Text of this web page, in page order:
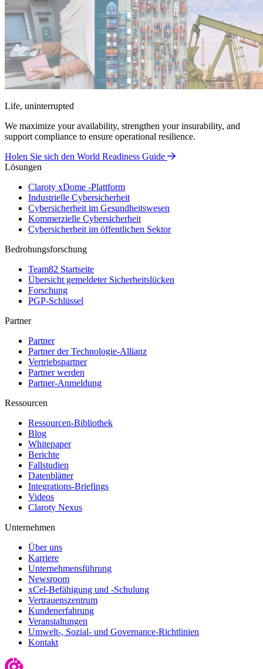
Life, uninterrupted
We maximize your availability, strengthen your insurability, and
support compliance to ensure operational resilience.
Holen Sie sich den World Readiness Guide
Lösungen
Claroty xDome -Plattform
Industrielle Cybersicherheit
Cybersicherheit im Gesundheitswesen
Kommerzielle Cybersicherheit
Cybersicherheit im öffentlichen Sektor
Bedrohungsforschung
Team82 Startseite
Übersicht gemeldeter Sicherheitslücken
Forschung
PGP-Schlüssel
Partner
Partner
Partner der Technologie-Allianz
Vertriebspartner
Partner werden
Partner-Anmeldung
Ressourcen
Ressourcen-Bibliothek
Blog
Whitepaper
Berichte
Fallstudien
Datenblätter
Integrations-Briefings
Videos
Claroty Nexus
Unternehmen
Über uns
Karriere
Unternehmensführung
Newsroom
xCel-Befähigung und -Schulung
Vertrauenszentrum
Kundenerfahrung
Veranstaltungen
Umwelt-, Sozial- und Governance-Richtlinien
Kontakt